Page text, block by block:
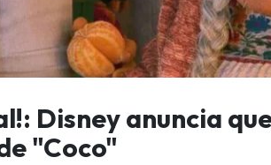
Disney anuncia
"Coco"